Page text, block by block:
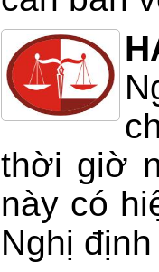
thời giờ
này có
Nghị